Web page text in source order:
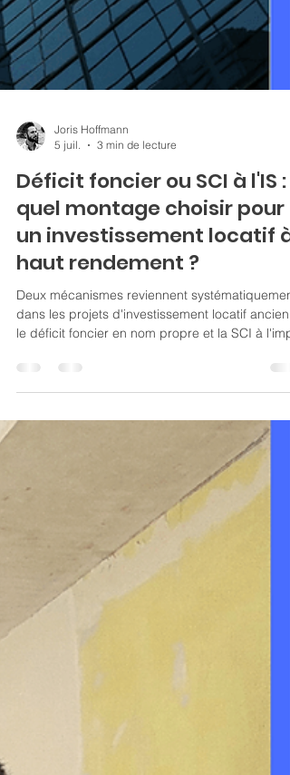
5 juil.
3 min de lecture
Déficit foncier ou SCI à l'IS :
quel montage choisir pour
un investissement locatif à
haut rendement ?
Deux mécanismes reviennent systématiquement
le déficit foncier en nom propre et la SCI à
l'acquisition.